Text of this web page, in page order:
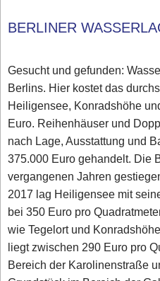
BERLINER
Gesucht und gefunden:
Berlins. Hier kostet das
Heiligensee, Konradshöhe
Euro. Reihenhäuser und
nach Lage, Ausstattung und
375.000 Euro gehandelt. Die
vergangenen Jahren
2017 lag Heiligensee mit
bei 350 Euro pro
wie Tegelort und
liegt zwischen 290 Euro pro
Bereich der Karolinenstraße